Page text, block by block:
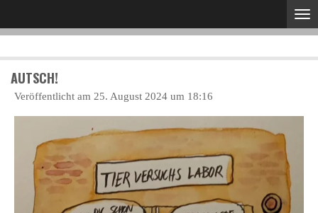
Hauptinhalt
AUTSCH!
Veröffentlicht am 25. August 2024 um 18:16